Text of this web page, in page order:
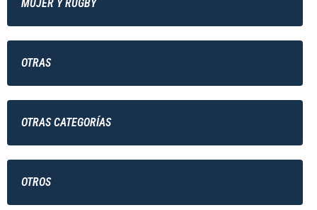
MUJER Y RUGBY
OTRAS
OTRAS CATEGORÍAS
OTROS